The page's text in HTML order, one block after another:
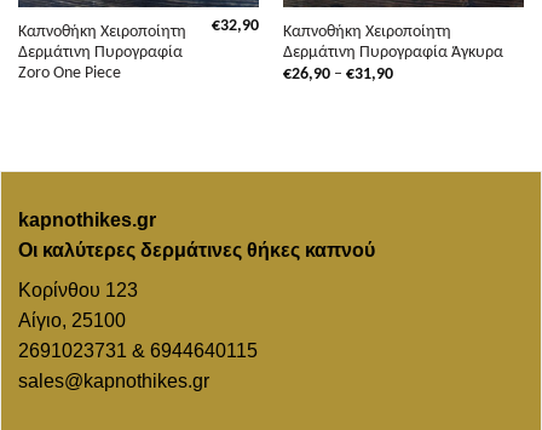
Καπνοθήκη Χειροποίητη
Δερμάτινη Πυρογραφία
Zoro One Piece
€32,90
Καπνοθήκη Χειροποίητη
Δερμάτινη Πυρογραφία Άγκυρα
€26,90 – €31,90Price
kapnothikes.gr
Οι καλύτερες δερμάτινες θήκες καπνού
Κορίνθου 123
Αίγιο, 25100
2691023731 & 6944640115
sales@kapnothikes.gr